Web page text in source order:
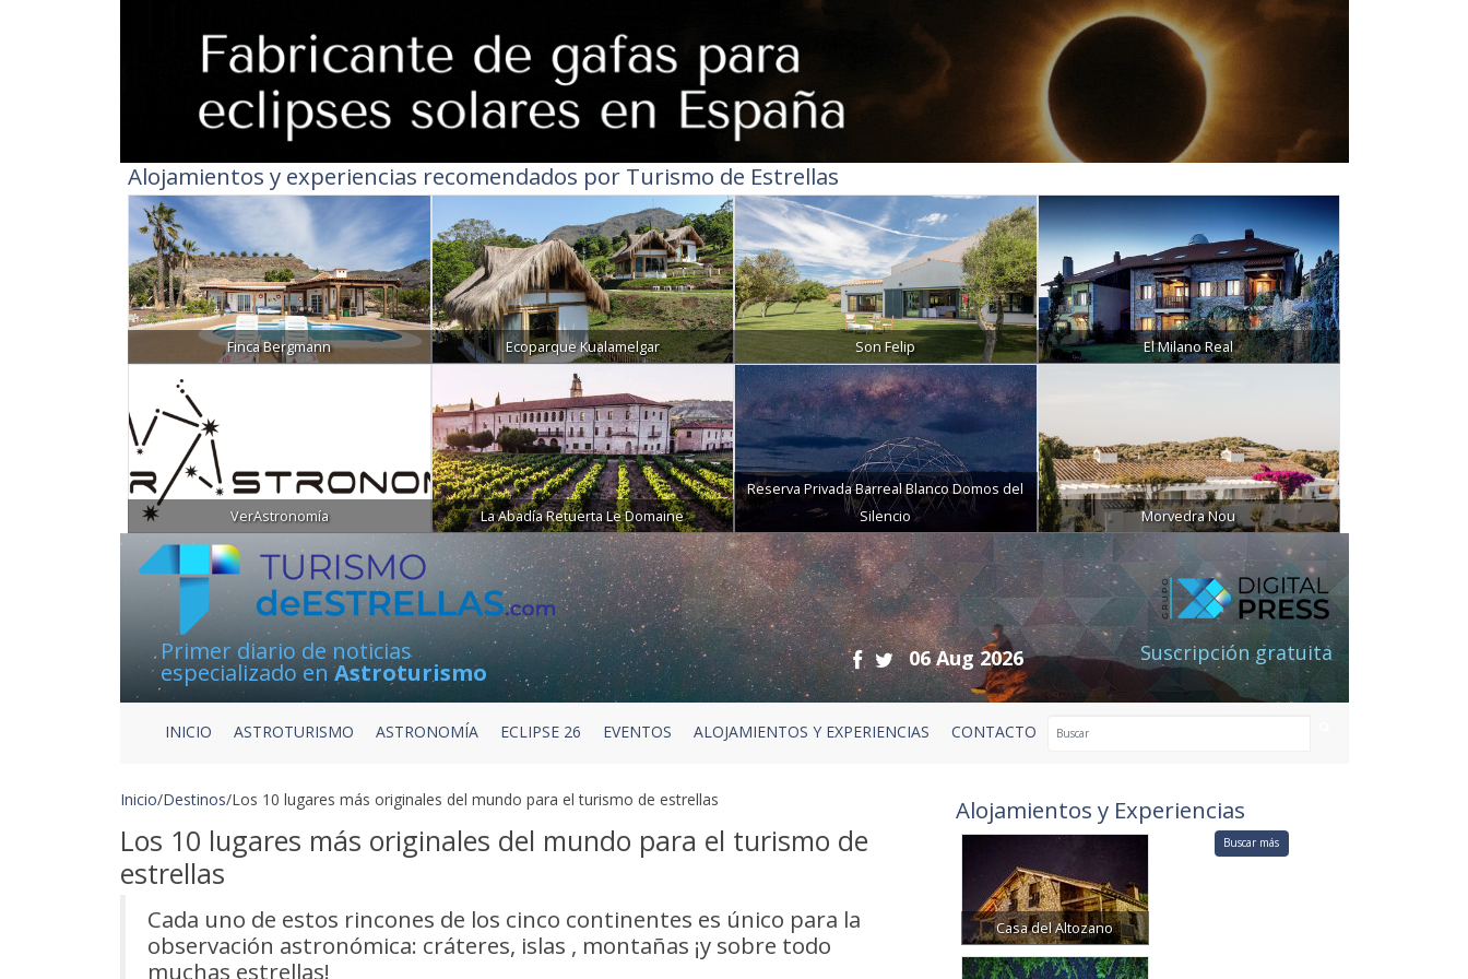
Alojamientos y experiencias recomendados por Turismo de Estrellas
Finca Bergmann Ecoparque Kualamelgar Son Felip El Milano Real
VerAstronomía La Abadía Retuerta Le Domaine
Reserva Privada Barreal Blanco Domos del
Silencio
Morvedra Nou
Primer diario de noticias
especializado enAstroturismo
06 Aug 2026 Suscripción gratuita
INICIO ASTROTURISMO ASTRONOMÍA ECLIPSE 26 EVENTOS ALOJAMIENTOS Y EXPERIENCIAS CONTACTO
Inicio/Destinos/Los 10 lugares más originales del mundo para el turismo de estrellas
Los 10 lugares más originales del mundo para el turismo de
estrellas
Cada uno de estos rincones de los cinco continentes es único para la
observación astronómica: cráteres, islas , montañas ¡y sobre todo
muchas estrellas!
Alojamientos y Experiencias
Casa del Altozano
Buscar más